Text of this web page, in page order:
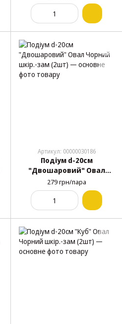
Артикул: 00000030186
Подіум d-20см
"Двошаровий" Овал
Чорний шкір.-зам (2шт)
279 грн/пара